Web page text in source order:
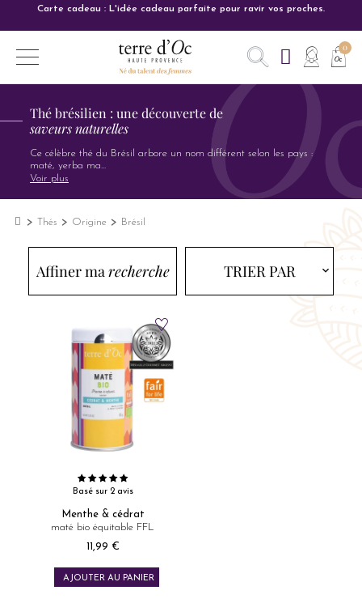
Carte cadeau : L'idée cadeau parfaite pour ravir vos proches.
Thé brésilien : une découverte de
saveurs naturelles
Ce célèbre thé du Brésil arbore un nom différent selon les pays :
maté, yerba ma...
Voir plus
Thés Origine Brésil
Affiner ma recherche TRIER PAR expand_more
Basé sur 2 avis
Menthe & cédrat
maté bio équitable FFL
Prix
11,99 €
AJOUTER AU PANIER